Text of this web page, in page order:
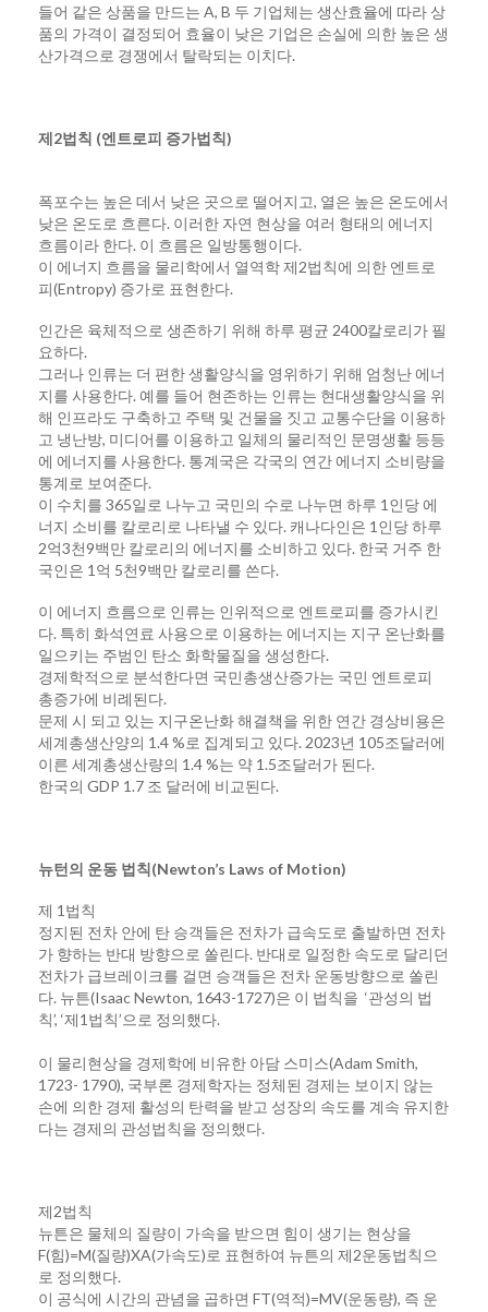
들어 같은 상품을 만드는 A, B 두 기업체는 생산효율에 따라 상
품의 가격이 결정되어 효율이 낮은 기업은 손실에 의한 높은 생
산가격으로 경쟁에서 탈락되는 이치다.
제2법칙 (엔트로피 증가법칙)
폭포수는 높은 데서 낮은 곳으로 떨어지고, 열은 높은 온도에서
낮은 온도로 흐른다. 이러한 자연 현상을 여러 형태의 에너지
흐름이라 한다. 이 흐름은 일방통행이다.
이 에너지 흐름을 물리학에서 열역학 제2법칙에 의한 엔트로
피(Entropy) 증가로 표현한다.
인간은 육체적으로 생존하기 위해 하루 평균 2400칼로리가 필
요하다.
그러나 인류는 더 편한 생활양식을 영위하기 위해 엄청난 에너
지를 사용한다. 예를 들어 현존하는 인류는 현대생활양식을 위
해 인프라도 구축하고 주택 및 건물을 짓고 교통수단을 이용하
고 냉난방, 미디어를 이용하고 일체의 물리적인 문명생활 등등
에 에너지를 사용한다. 통계국은 각국의 연간 에너지 소비량을
통계로 보여준다.
이 수치를 365일로 나누고 국민의 수로 나누면 하루 1인당 에
너지 소비를 칼로리로 나타낼 수 있다. 캐나다인은 1인당 하루
2억3천9백만 칼로리의 에너지를 소비하고 있다. 한국 거주 한
국인은 1억 5천9백만 칼로리를 쓴다.
이 에너지 흐름으로 인류는 인위적으로 엔트로피를 증가시킨
다. 특히 화석연료 사용으로 이용하는 에너지는 지구 온난화를
일으키는 주범인 탄소 화학물질을 생성한다.
경제학적으로 분석한다면 국민총생산증가는 국민 엔트로피
총증가에 비례된다.
문제 시 되고 있는 지구온난화 해결책을 위한 연간 경상비용은
세계총생산양의 1.4 %로 집계되고 있다. 2023년 105조달러에
이른 세계총생산량의 1.4 %는 약 1.5조달러가 된다.
한국의 GDP 1.7 조 달러에 비교된다.
뉴턴의 운동 법칙(Newton’s Laws of Motion)
제 1법칙
정지된 전차 안에 탄 승객들은 전차가 급속도로 출발하면 전차
가 향하는 반대 방향으로 쏠린다. 반대로 일정한 속도로 달리던
전차가 급브레이크를 걸면 승객들은 전차 운동방향으로 쏠린
다. 뉴튼(Isaac Newton, 1643-1727)은 이 법칙을 ‘관성의 법
칙’, ‘제1법칙’으로 정의했다.
이 물리현상을 경제학에 비유한 아담 스미스(Adam Smith,
1723- 1790), 국부론 경제학자는 정체된 경제는 보이지 않는
손에 의한 경제 활성의 탄력을 받고 성장의 속도를 계속 유지한
다는 경제의 관성법칙을 정의했다.
제2법칙
뉴튼은 물체의 질량이 가속을 받으면 힘이 생기는 현상을
F(힘)=M(질량)XA(가속도)로 표현하여 뉴튼의 제2운동법칙으
로 정의했다.
이 공식에 시간의 관념을 곱하면 FT(역적)=MV(운동량), 즉 운